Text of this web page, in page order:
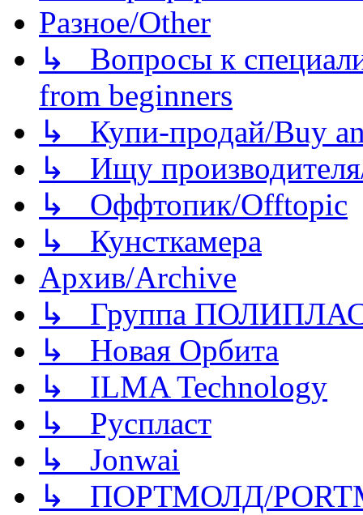
Разное/Other
↳ Вопросы к
from beginners
↳ Купи-продай/Buy
↳ Ищу
↳ Оффтопик/Offtopic
↳ Кунсткамера
Архив/Archive
↳ Группа
↳ Новая Орбита
↳ ILMA Technology
↳ Руспласт
↳ Jonwai
↳ ПОРТМОЛД/